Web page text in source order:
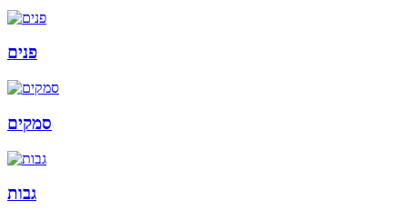
פנים
סמקים
גבות